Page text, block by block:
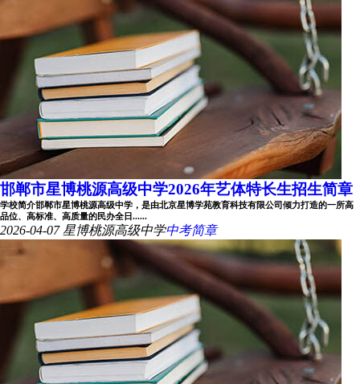
邯郸市星博桃源高级中学2026年艺体特长生招生简章
学校简介邯郸市星博桃源高级中学，是由北京星博学苑教育科技有限公司倾力打造的一所高
品位、高标准、高质量的民办全日......
2026-04-07 星博桃源高级中学中考简章